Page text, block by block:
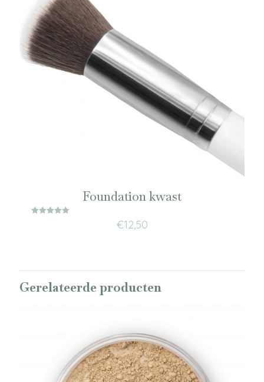
Foundation kwast
€12,50
Gerelateerde producten